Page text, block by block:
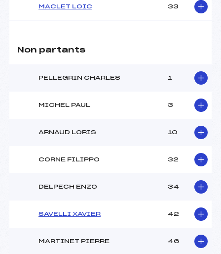
MACLET LOIC 33
Non partants
PELLEGRIN CHARLES 1
MICHEL PAUL 3
ARNAUD LORIS 10
CORNE FILIPPO 32
DELPECH ENZO 34
SAVELLI XAVIER 42
MARTINET PIERRE 46